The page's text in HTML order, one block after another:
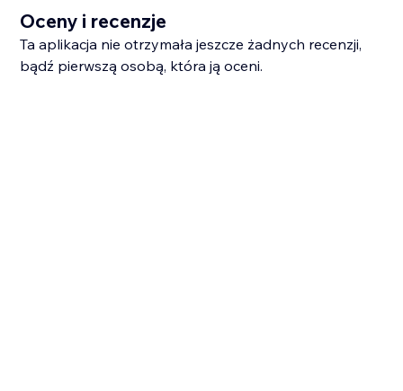
Oceny i recenzje
Ta aplikacja nie otrzymała jeszcze żadnych recenzji,
bądź pierwszą osobą, która ją oceni.